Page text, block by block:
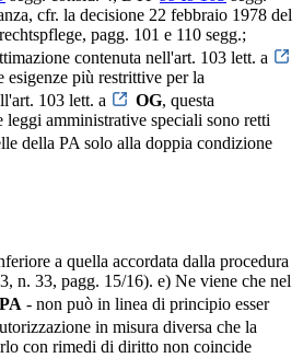
cfr. la decisione 22 febbraio 1978 del
pagg. 101 e 110 segg.;
contenuta nell'art. 103 lett. a
più restrittive per la
103 lett. a OG, questa
amministrative speciali sono retti
della PA solo alla doppia condizione
a quella accordata dalla procedura
n. 33, pagg. 15/16). e) Ne viene che nel
PA - non può in linea di principio esser
in misura diversa che la
con rimedi di diritto non coincide